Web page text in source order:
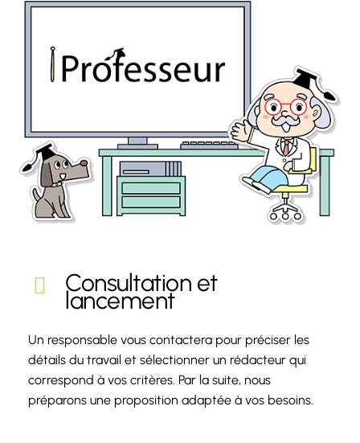
Consultation et
lancement
Un responsable vous contactera pour préciser les
détails du travail et sélectionner un rédacteur qui
correspond à vos critères. Par la suite, nous
préparons une proposition adaptée à vos besoins.